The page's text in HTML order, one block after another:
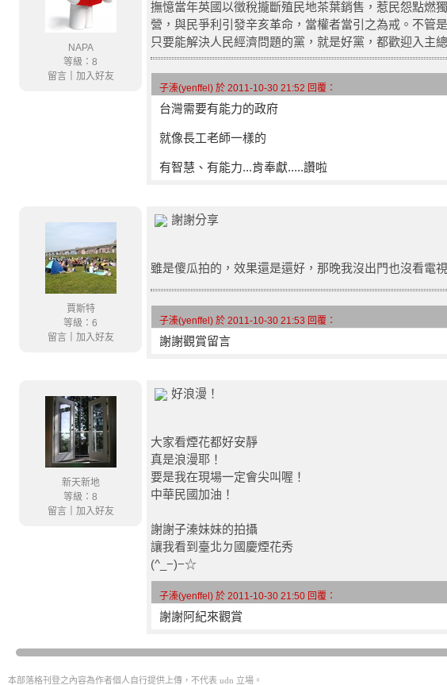
NAPA
等級：8
留言｜ 加入好友
撫憶當年英國以徵稅攏斷殖民地茶葉銷售，惹民怨點燃
營，與民爭利引發辛亥革命，當權者當引之為戒。不管
只要能解決人民經濟問題的黨，就是好黨，都歡迎入主
子溱(yenffel) 於 2011-10-30 21:52 回覆：
台灣需要有能力的政府
就像長工老師一樣的
有智慧、有能力...肯奉獻.....讚啦
賈斯特
等級：6
留言｜ 加入好友
謝謝分享
雖是傻瓜拍的，效果還是還好，那晚我沒出門也沒看電
子溱(yenffel) 於 2011-10-30 21:53 回覆：
謝謝觀賞留言
新天新地
等級：8
留言｜ 加入好友
好浪漫！
大家看煙花都好安靜
真是浪漫耶！
要是我在現場一定會尖叫喔！
中華民國加油！
謝謝子溱妹妹的拍攝
讓我看到臺北ㄉ國慶煙花秀
(^_−)−☆
子溱(yenffel) 於 2011-10-30 21:50 回覆：
謝謝阿紀來觀賞
本部落格刊登之內容為作者個人自行提供上傳，不代表 udn 立場。